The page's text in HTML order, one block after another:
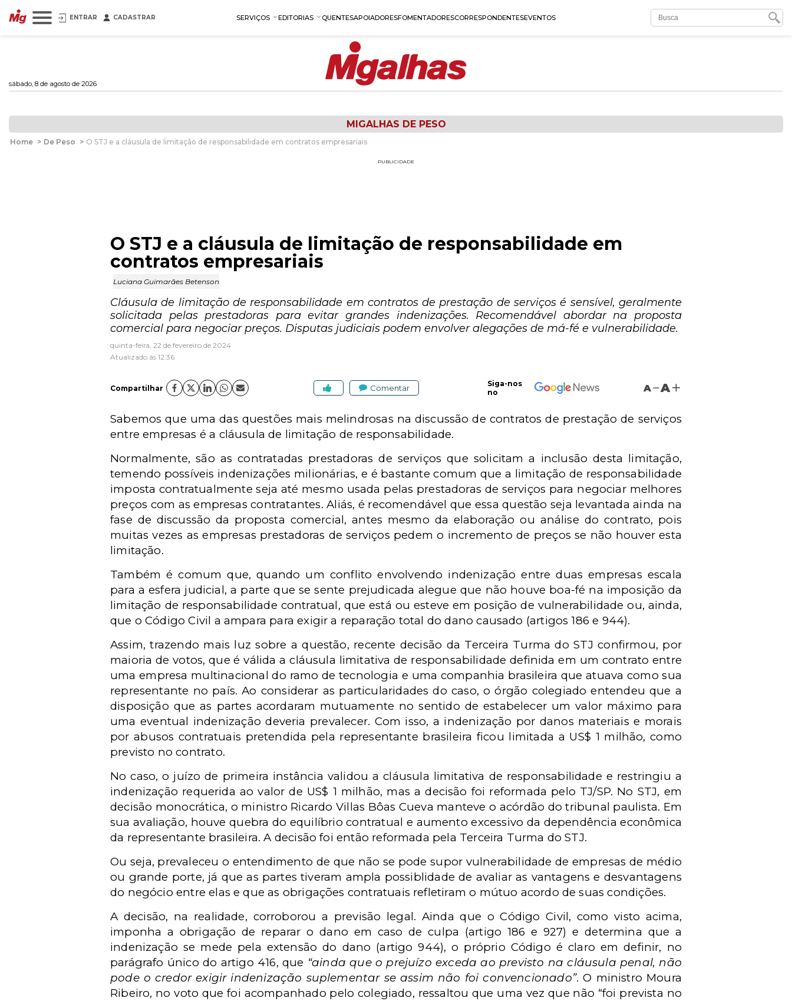
ENTRAR CADASTRAR SERVIÇOS EDITORIAS QUENTESAPOIADORESFOMENTADORESCORRESPONDENTESEVENTOS
sábado, 8 de agosto de 2026
MIGALHAS DE PESO
Home > De Peso > O STJ e a cláusula de limitação de responsabilidade em contratos empresariais
PUBLICIDADE
O STJ e a cláusula de limitação de responsabilidade em
contratos empresariais
Luciana Guimarães Betenson
Cláusula de limitação de responsabilidade em contratos de prestação de serviços é sensível, geralmente
solicitada pelas prestadoras para evitar grandes indenizações. Recomendável abordar na proposta
comercial para negociar preços. Disputas judiciais podem envolver alegações de má-fé e vulnerabilidade.
quinta-feira, 22 de fevereiro de 2024
Atualizado às 12:36
Compartilhar Comentar
Siga-nos
no
A A
Sabemos que uma das questões mais melindrosas na discussão de contratos de prestação de serviços
entre empresas é a cláusula de limitação de responsabilidade.
Normalmente, são as contratadas prestadoras de serviços que solicitam a inclusão desta limitação,
temendo possíveis indenizações milionárias, e é bastante comum que a limitação de responsabilidade
imposta contratualmente seja até mesmo usada pelas prestadoras de serviços para negociar melhores
preços com as empresas contratantes. Aliás, é recomendável que essa questão seja levantada ainda na
fase de discussão da proposta comercial, antes mesmo da elaboração ou análise do contrato, pois
muitas vezes as empresas prestadoras de serviços pedem o incremento de preços se não houver esta
limitação.
Também é comum que, quando um conflito envolvendo indenização entre duas empresas escala
para a esfera judicial, a parte que se sente prejudicada alegue que não houve boa-fé na imposição da
limitação de responsabilidade contratual, que está ou esteve em posição de vulnerabilidade ou, ainda,
que o Código Civil a ampara para exigir a reparação total do dano causado (artigos 186 e 944).
Assim, trazendo mais luz sobre a questão, recente decisão da Terceira Turma do STJ confirmou, por
maioria de votos, que é válida a cláusula limitativa de responsabilidade definida em um contrato entre
uma empresa multinacional do ramo de tecnologia e uma companhia brasileira que atuava como sua
representante no país. Ao considerar as particularidades do caso, o órgão colegiado entendeu que a
disposição que as partes acordaram mutuamente no sentido de estabelecer um valor máximo para
uma eventual indenização deveria prevalecer. Com isso, a indenização por danos materiais e morais
por abusos contratuais pretendida pela representante brasileira ficou limitada a US$ 1 milhão, como
previsto no contrato.
No caso, o juízo de primeira instância validou a cláusula limitativa de responsabilidade e restringiu a
indenização requerida ao valor de US$ 1 milhão, mas a decisão foi reformada pelo TJ/SP. No STJ, em
decisão monocrática, o ministro Ricardo Villas Bôas Cueva manteve o acórdão do tribunal paulista. Em
sua avaliação, houve quebra do equilíbrio contratual e aumento excessivo da dependência econômica
da representante brasileira. A decisão foi então reformada pela Terceira Turma do STJ.
Ou seja, prevaleceu o entendimento de que não se pode supor vulnerabilidade de empresas de médio
ou grande porte, já que as partes tiveram ampla possiblidade de avaliar as vantagens e desvantagens
do negócio entre elas e que as obrigações contratuais refletiram o mútuo acordo de suas condições.
A decisão, na realidade, corroborou a previsão legal. Ainda que o Código Civil, como visto acima,
imponha a obrigação de reparar o dano em caso de culpa (artigo 186 e 927) e determina que a
indenização se mede pela extensão do dano (artigo 944), o próprio Código é claro em definir, no
parágrafo único do artigo 416, que “ainda que o prejuízo exceda ao previsto na cláusula penal, não
pode o credor exigir indenização suplementar se assim não foi convencionado”. O ministro Moura
Ribeiro, no voto que foi acompanhado pelo colegiado, ressaltou que uma vez que não “foi prevista no